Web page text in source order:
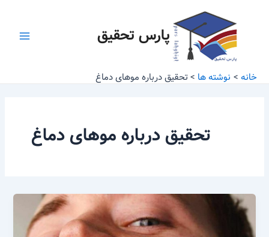
پارس تحقیق
خانه نوشته ها تحقیق درباره موهای دماغ
تحقیق درباره موهای دماغ